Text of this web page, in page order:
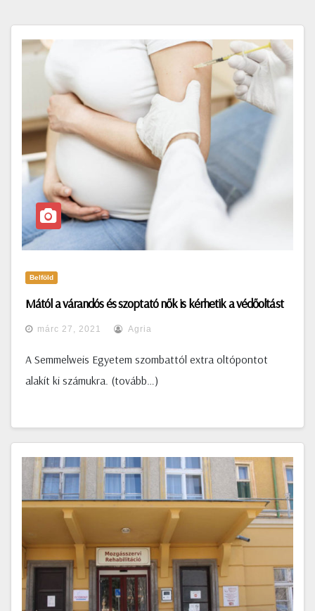
Belföld
Mától a várandós és szoptató nők is kérhetik a védőoltást
márc 27, 2021 Agria
A Semmelweis Egyetem szombattól extra oltópontot
alakít ki számukra. (tovább…)